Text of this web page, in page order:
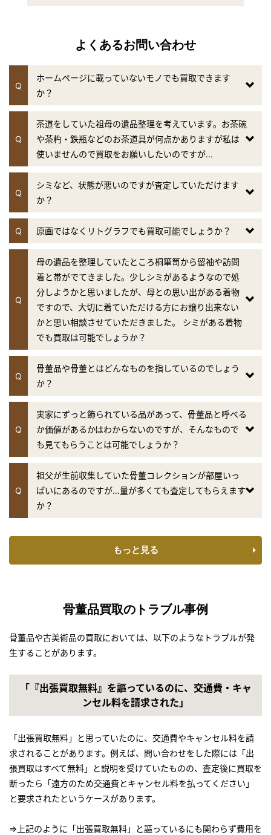
2019年5月8日放送
『継ぐ女神』のコーナー
2019年5月1日放送
フジテレビ「林修のニッポンドリル」2時間スペシャル
2019年4月28日放送
関西テレビ「お笑いワイドショー マルコポロリ！」
2019年4月24日放送
テレビ朝日「羽鳥慎一 モーニングショー」
『継ぐ女神』のコーナー
2019年4月21日放送
日本テレビ「サンバリュ」 大人が本気で遊んだら？
2019年4月17日放送
テレビ朝日「羽鳥慎一 モーニングショー」
『継ぐ女神』のコーナー
2019年4月10日放送
テレビ朝日「羽鳥慎一 モーニングショー」
『継ぐ女神』のコーナー
2019年4月10日放送
フジテレビ「林修のニッポンドリル」
2019年3月27日放送
テレビ朝日「羽鳥慎一 モーニングショー」
『継ぐ女神』のコーナー
2019年3月20日放送
テレビ朝日「羽鳥慎一 モーニングショー」
『継ぐ女神』のコーナー
2019年3月6日放送
2019年2月27日放送
『継ぐ女神』のコーナー
2019年2月7日放送
テレビ東京「あなたの家にもお宝が！突撃！しあわせ買取隊」
テレビ朝日「羽鳥慎一 モーニングショー」
2019年1月30日放送
フジテレビ「世界の何だコレ！？ ミステリー」
2019年1月16日放送
『継ぐ女神』のコーナー
よくあるお問い合わせ
Q
ホームページに載っていないモノでも買取できます
か？
Q
茶道をしていた祖母の遺品整理を考えています。お茶碗
や茶杓・鉄瓶などのお茶道具が何点かありますが私は
使いませんので買取をお願いしたいのですが...
Q
シミなど、状態が悪いのですが査定していただけます
か？
Q 原画ではなくリトグラフでも買取可能でしょうか？
Q
母の遺品を整理していたところ桐箪笥から留袖や訪問
着と帯がでてきました。少しシミがあるようなので処
分しようかと思いましたが、母との思い出がある着物
ですので、大切に着ていただける方にお譲り出来ない
かと思い相談させていただきました。 シミがある着物
でも買取は可能でしょうか？
Q
骨董品や骨董とはどんなものを指しているのでしょう
か？
Q
実家にずっと飾られている品があって、骨董品と呼べる
か価値があるかはわからないのですが、そんなもので
も見てもらうことは可能でしょうか？
Q
祖父が生前収集していた骨董コレクションが部屋いっ
ぱいにあるのですが…量が多くても査定してもらえます
か？
もっと見る
骨董品買取のトラブル事例
骨董品や古美術品の買取においては、以下のようなトラブルが発
生することがあります。
「『出張買取無料』を謳っているのに、交通費・キャ
ンセル料を請求された」
「出張買取無料」と思っていたのに、交通費やキャンセル料を請
求されることがあります。例えば、問い合わせをした際には「出
張買取はすべて無料」と説明を受けていたものの、査定後に買取を
断ったら「遠方のため交通費とキャンセル料を払ってください」
と要求されたというケースがあります。
⇒上記のように「出張買取無料」と謳っているにも関わらず費用を